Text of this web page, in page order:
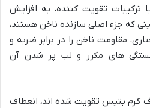
ترکیبات تقویت کننده، به افزایش
که جزء اصلی سازنده ناخن هستند،
مقاومت ناخن را در برابر ضربه و
های مکرر و لب پر شدن آن
کرم بتیس تقویت شده اند، انعطاف